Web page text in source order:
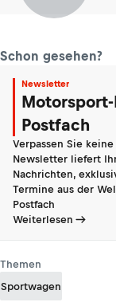
Schon gesehen?
Newsletter
Postfach
Verpassen Sie
Newsletter liefert
Nachrichten,
Termine aus der
Postfach
Weiterlesen
Themen
Sportwagen